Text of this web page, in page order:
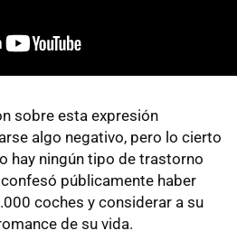
sobre esta expresión
algo negativo, pero lo cierto
hay ningún tipo de trastorno
confesó públicamente haber
coches y considerar a su
de su vida.